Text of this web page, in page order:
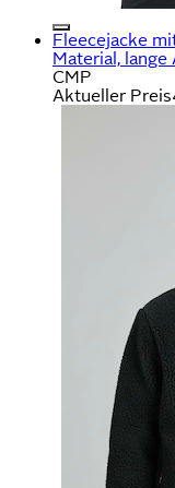
Fleecejacke
Material, lange
CMP
Aktueller Preis